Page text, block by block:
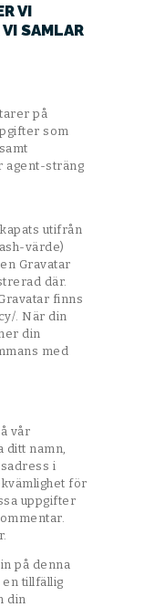
VI
SAMLAR
på
som
agent-sträng
utifrån
värde)
Gravatar
där.
finns
. När din
din
med
vår
ditt namn,
i
för
uppgifter
på denna
en tillfällig
din